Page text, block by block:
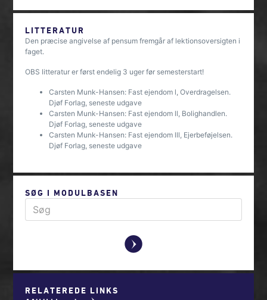
LITTERATUR
Den præcise angivelse af pensum fremgår af lektionsoversigten i
faget.
OBS litteratur er først endelig 3 uger før semesterstart!
Carsten Munk-Hansen: Fast ejendom l, Overdragelsen.
Djøf Forlag, seneste udgave
Carsten Munk-Hansen: Fast ejendom ll, Bolighandlen.
Djøf Forlag, seneste udgave
Carsten Munk-Hansen: Fast ejendom lll, Ejerbeføjelsen.
Djøf Forlag, seneste udgave
SØG I MODULBASEN
y
RELATEREDE LINKS